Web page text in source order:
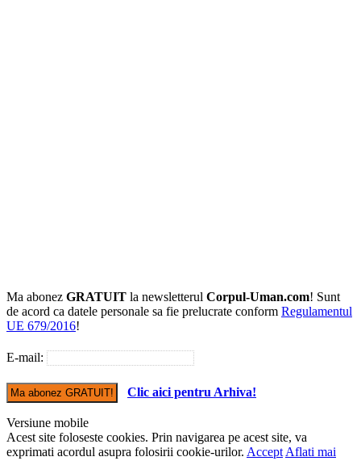
Ma abonez GRATUIT la newsletterul Corpul-Uman.com! Sunt
de acord ca datele personale sa fie prelucrate conform Regulamentul
UE 679/2016!
E-mail:
Clic aici pentru Arhiva!
Versiune mobile
Acest site foloseste cookies. Prin navigarea pe acest site, va
exprimati acordul asupra folosirii cookie-urilor. Accept Aflati mai